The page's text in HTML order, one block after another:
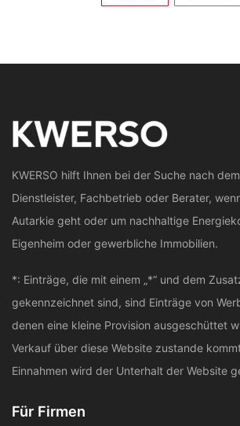
KWERSO hilft Ihnen bei der Suche nach
Dienstleister, Fachbetrieb oder Berater,
Autarkie geht oder um nachhaltige
Eigenheim oder gewerbliche Immobilien.
*: Einträge, die mit einem „*“ und dem
gekennzeichnet sind, sind Einträge von
denen eine kleine Provision ausgeschüttet
Verkauf über diese Website zustande
Einnahmen wird der Unterhalt der Website
Für Firmen